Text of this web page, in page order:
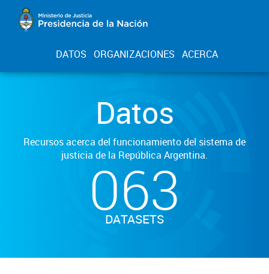
DATOS ORGANIZACIONES ACERCA
Datos
Recursos acerca del funcionamiento del sistema de
justicia de la República Argentina.
063
DATASETS